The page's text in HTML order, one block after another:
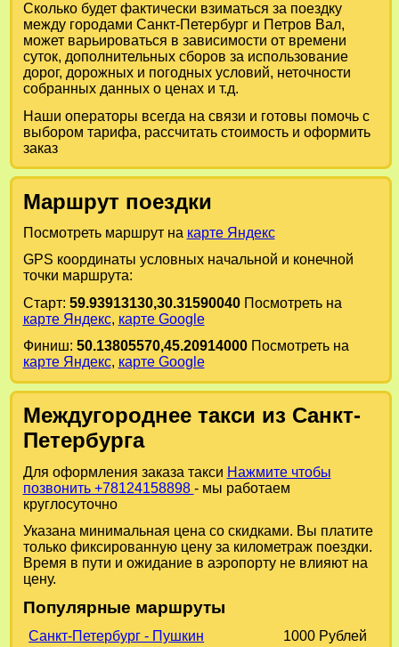
Сколько будет фактически взиматься за поездку
между городами Санкт-Петербурги Петров Вал,
может варьироваться в зависимости от времени
суток, дополнительных сборов за использование
дорог, дорожных и погодных условий, неточности
собранных данных о ценах и т.д.
Наши операторы всегда на связи и готовы помочь с
выбором тарифа, рассчитать стоимость и оформить
заказ
Маршрут поездки
Посмотреть маршрут на карте Яндекс
GPS координаты условных начальной и конечной
точки маршрута:
Старт: 59.93913130,30.31590040Посмотреть на
карте Яндекс, карте Google
Финиш: 50.13805570,45.20914000Посмотреть на
карте Яндекс, карте Google
Междугороднее такси из Санкт-
Петербурга
Для оформления заказа такси Нажмите чтобы
позвонить +78124158898 - мы работаем
круглосуточно
Указана минимальная цена со скидками. Вы платите
только фиксированную цену за километраж поездки.
Время в пути и ожидание в аэропорту не влияют на
цену.
Популярные маршруты
Санкт-Петербург - Пушкин 1000 Рублей